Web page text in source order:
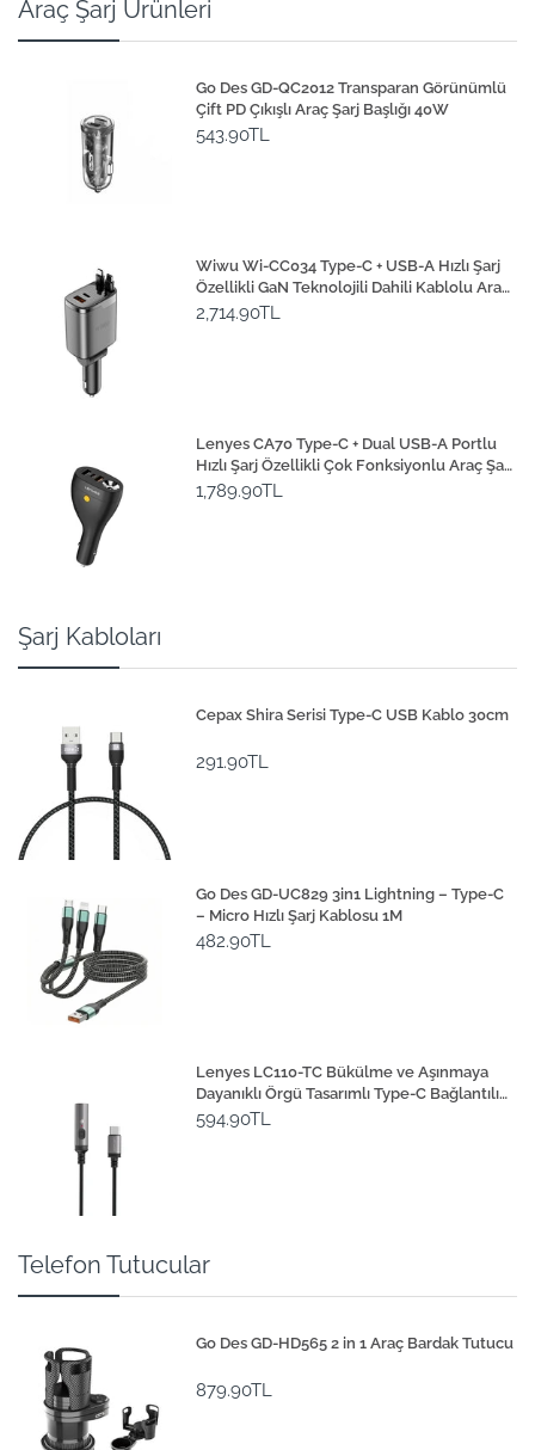
Araç Şarj Ürünleri
Go Des GD-QC2012 Transparan Görünümlü
Çift PD Çıkışlı Araç Şarj Başlığı 40W
543.90TL
Wiwu Wi-CC034 Type-C + USB-A Hızlı Şarj
Özellikli GaN Teknolojili Dahili Kablolu Araç
Şarj Aleti 111W
2,714.90TL
Lenyes CA70 Type-C + Dual USB-A Portlu
Hızlı Şarj Özellikli Çok Fonksiyonlu Araç Şarj
Aleti 20W
1,789.90TL
Şarj Kabloları
Cepax Shira Serisi Type-C USB Kablo 30cm
291.90TL
Go Des GD-UC829 3in1 Lightning – Type-C
– Micro Hızlı Şarj Kablosu 1M
482.90TL
Lenyes LC110-TC Bükülme ve Aşınmaya
Dayanıklı Örgü Tasarımlı Type-C Bağlantılı
Çakmak Kablosu 30cm
594.90TL
Telefon Tutucular
Go Des GD-HD565 2 in 1 Araç Bardak Tutucu
879.90TL